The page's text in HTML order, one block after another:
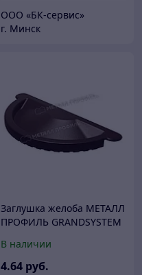
ООО «БК-сервис»
г. Минск
Заглушка желоба МЕТАЛЛ
ПРОФИЛЬ GRANDSYSTEM
,Белый)
В наличии
4.64 руб.